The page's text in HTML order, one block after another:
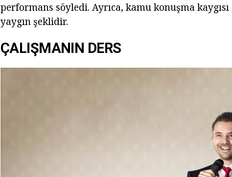
performans söyledi. Ayrıca, kamu konuşma
yaygın şeklidir.
ÇALIŞMANIN DERS